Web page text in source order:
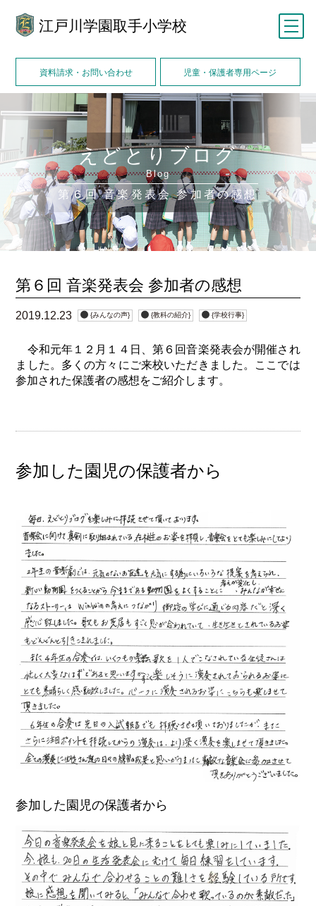
江戸川学園取手小学校
資料請求・お問い合わせ 児童・保護者専用ページ
えどとりブログ
Blog
第６回 音楽発表会 参加者の感想
メニュー
第６回 音楽発表会 参加者の感想
2019.12.23 {みんなの声} {教科の紹介} {学校行事}
令和元年１２月１４日、第６回音楽発表会が開催され
ました。多くの方々にご来校いただきました。ここでは
参加された保護者の感想をご紹介します。
参加した園児の保護者から
参加した園児の保護者から